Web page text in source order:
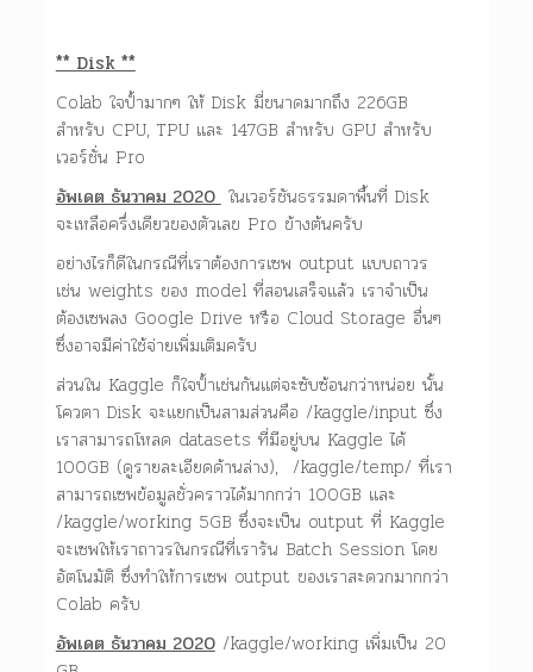
** Disk **
Colab ใจป้ำมากๆ ให้ Disk มี่ขนาดมากถึง 226GB
สำหรับ CPU, TPU และ 147GB สำหรับ GPU สำหรับ
เวอร์ชั่น Pro
อัพเดต ธันวาคม 2020ในเวอร์ชันธรรมดาพื้นที่ Disk
จะเหลือครึ่งเดียวของตัวเลข Pro ข้างต้นครับ
อย่างไรก็ดีในกรณีที่เราต้องการเซพ output แบบถาวร
เช่น weights ของ model ที่สอนเสร็จแล้ว เราจำเป็น
ต้องเซพลง Google Drive หรือ Cloud Storage อื่นๆ
ซึ่งอาจมีค่าใช้จ่ายเพิ่มเติมครับ
ส่วนใน Kaggle ก็ใจป้ำเช่นกันแต่จะซับซ้อนกว่าหน่อย นั้น
โควตา Disk จะแยกเป็นสามส่วนคือ /kaggle/input ซึ่ง
เราสามารถโหลด datasets ที่มีอยู่บน Kaggle ได้
100GB (ดูรายละเอียดด้านล่าง), /kaggle/temp/ ที่เรา
สามารถเซพข้อมูลชั่วคราวได้มากกว่า 100GB และ
/kaggle/working 5GB ซึ่งจะเป็น output ที่ Kaggle
จะเซพให้เราถาวรในกรณีที่เรารัน Batch Session โดย
อัตโนมัติ ซึ่งทำให้การเซพ output ของเราสะดวกมากกว่า
Colab ครับ
อัพเดต ธันวาคม 2020/kaggle/working เพิ่มเป็น 20